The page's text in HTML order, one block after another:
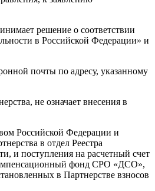
решение о соответствии
в Российской Федерации» и
почты по адресу, указанному
не означает внесения в
Российской Федерации и
в отдел Реестра
и поступления на расчетный счет
компенсационный фонд СРО «ДСО»,
в Партнерстве взносов